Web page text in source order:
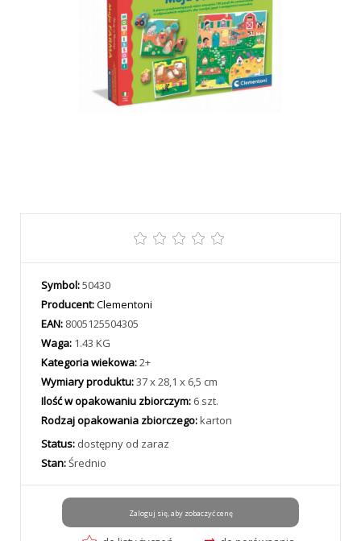
Symbol:50430
Producent:Clementoni
EAN: 8005125504305
Waga: 1.43 KG
Kategoria wiekowa:2+
Wymiary produktu:37 x 28,1 x 6,5 cm
Ilość w opakowaniu zbiorczym: 6 szt.
Rodzaj opakowania zbiorczego:karton
Status: dostępny od zaraz
Stan:Średnio
Zaloguj się, aby zobaczyć cenę